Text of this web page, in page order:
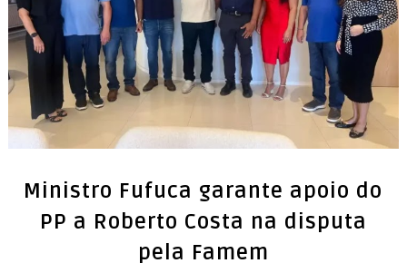
Ministro Fufuca garante apoio do
PP a Roberto Costa na disputa
pela Famem